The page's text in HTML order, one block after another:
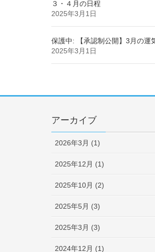
３・４月の日程
2025年3月1日
保護中: 【承認制公開】3月の運
2025年3月1日
アーカイブ
2026年3月 (1)
2025年12月 (1)
2025年10月 (2)
2025年5月 (3)
2025年3月 (3)
2024年12月 (1)